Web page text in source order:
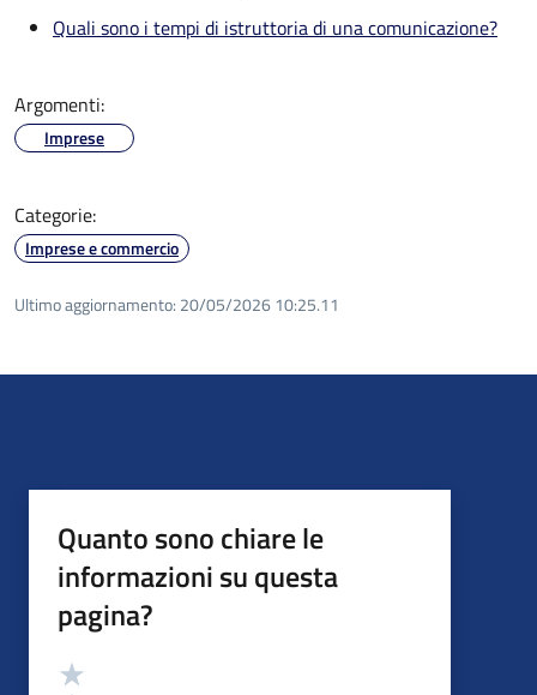
Quali sono i tempi di istruttoria di una comunicazione?
Argomenti:
Imprese
Categorie:
Imprese e commercio
Ultimo aggiornamento: 20/05/2026 10:25.11
Quanto sono chiare le
informazioni su questa
pagina?
Valutazione